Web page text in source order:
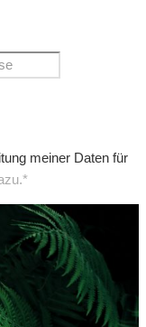
meiner Daten für